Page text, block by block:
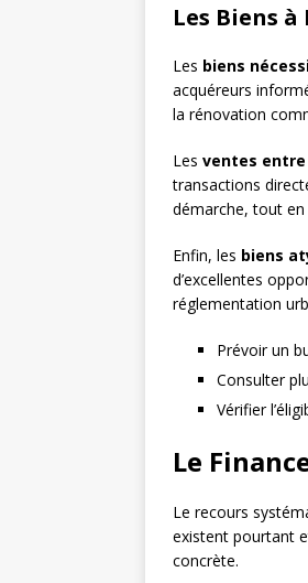
Les Biens
Les biens
acquéreurs
la rénovation
Les ventes
transactions
démarche, tout en
Enfin, les biens
d’excellentes
réglementation
Prévoir un
Consulter
Vérifier
Le
Le recours
existent pourtant
concrète.